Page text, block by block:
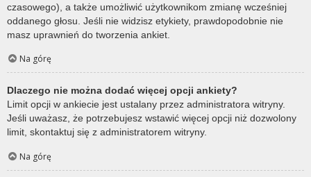
czasowego), a także umożliwić użytkownikom zmianę wcześniej
oddanego głosu. Jeśli nie widzisz etykiety, prawdopodobnie nie
masz uprawnień do tworzenia ankiet.
Na górę
Dlaczego nie można dodać więcej opcji ankiety?
Limit opcji w ankiecie jest ustalany przez administratora witryny.
Jeśli uważasz, że potrzebujesz wstawić więcej opcji niż dozwolony
limit, skontaktuj się z administratorem witryny.
Na górę